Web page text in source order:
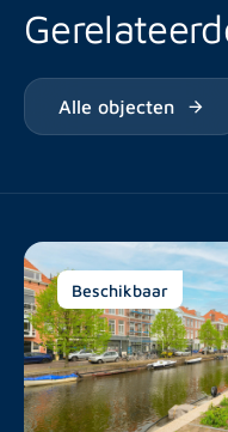
Alle objecten
Beschikbaar